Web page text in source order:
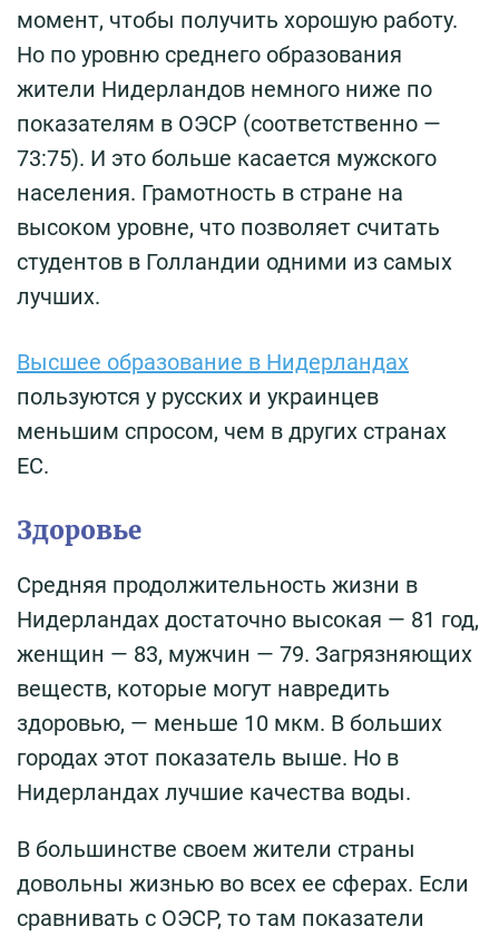
момент, чтобы получить хорошую работу.
Но по уровню среднего образования
жители Нидерландов немного ниже по
показателям в ОЭСР (соответственно —
73:75). И это больше касается мужского
населения. Грамотность в стране на
высоком уровне, что позволяет считать
студентов в Голландии одними из самых
лучших.
Высшее образование в Нидерландах
пользуются у русских и украинцев
меньшим спросом, чем в других странах
ЕС.
Здоровье
Средняя продолжительность жизни в
Нидерландах достаточно высокая — 81 год,
женщин — 83, мужчин — 79. Загрязняющих
веществ, которые могут навредить
здоровью, — меньше 10 мкм. В больших
городах этот показатель выше. Но в
Нидерландах лучшие качества воды.
В большинстве своем жители страны
довольны жизнью во всех ее сферах. Если
сравнивать с ОЭСР, то там показатели